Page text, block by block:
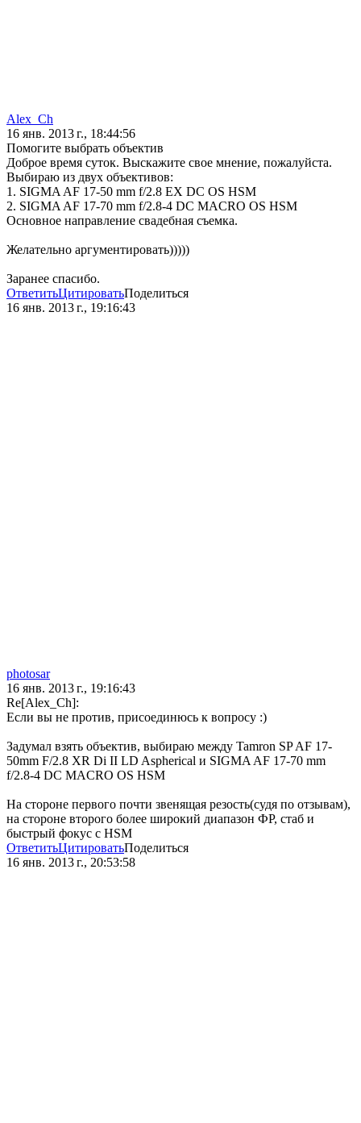
Alex_Ch
16 янв. 2013 г., 18:44:56
Помогите выбрать объектив
Доброе время суток. Выскажите свое мнение, пожалуйста.
Выбираю из двух объективов:
1. SIGMA AF 17-50 mm f/2.8 EX DC OS HSM
2. SIGMA AF 17-70 mm f/2.8-4 DC MACRO OS HSM
Основное направление свадебная съемка.
Желательно аргументировать)))))
Заранее спасибо.
ОтветитьЦитироватьПоделиться
16 янв. 2013 г., 19:16:43
photosar
16 янв. 2013 г., 19:16:43
Re[Alex_Ch]:
Если вы не против, присоединюсь к вопросу :)
Задумал взять объектив, выбираю между Tamron SP AF 17-
50mm F/2.8 XR Di II LD Aspherical и SIGMA AF 17-70 mm
f/2.8-4 DC MACRO OS HSM
На стороне первого почти звенящая резость(судя по отзывам),
на стороне второго более широкий диапазон ФР, стаб и
быстрый фокус с HSM
ОтветитьЦитироватьПоделиться
16 янв. 2013 г., 20:53:58